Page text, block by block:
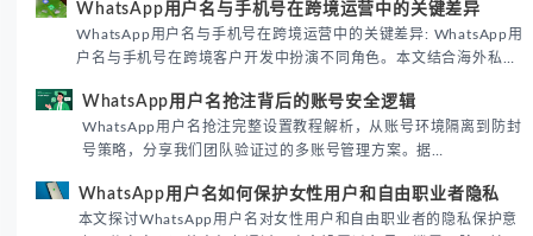
境团队高效触达目标客户。
WhatsApp用户名与手机号在跨境运营中的关键差异
WhatsApp用户名与手机号在跨境运营中的关键差异: WhatsApp用
户名与手机号在跨境客户开发中扮演不同角色。本文结合海外私域
际差异，帮助团队优化WhatsApp营销策略。
WhatsApp用户名抢注背后的账号安全逻辑
WhatsApp用户名抢注完整设置教程解析，从账号环境隔离到防封
号策略，分享我们团队验证过的多账号管理方案。据
性直接影响转化率。
WhatsApp用户名如何保护女性用户和自由职业者隐私
本文探讨WhatsApp用户名对女性用户和自由职业者的隐私保护意